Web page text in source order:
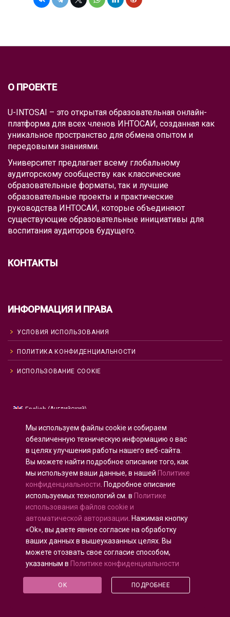
О ПРОЕКТЕ
U-INTOSAI – это открытая образовательная онлайн-
платформа для всех членов ИНТОСАИ, созданная как
уникальное пространство для обмена опытом и
передовыми знаниями.
Университет предлагает всему глобальному
аудиторскому сообществу как классические
образовательные форматы, так и лучшие
образовательные проекты и практические
руководства ИНТОСАИ, которые объединяют
существующие образовательные инициативы для
воспитания аудиторов будущего.
КОНТАКТЫ
ИНФОРМАЦИЯ И ПРАВА
УСЛОВИЯ ИСПОЛЬЗОВАНИЯ
ПОЛИТИКА КОНФИДЕНЦИАЛЬНОСТИ
ИСПОЛЬЗОВАНИЕ COOKIE
English (Английский)
Русский
Español(Испанский)
Français( Французский )
Немецкий
العربية( Арабский )
Português(Португальский, Португалия )
Все права защищены © 2020 - 2025 U-INTOSAI
Цифровой университет для сообщества ИНТОСАИ
Счетная палата Российской Федерации
ФКУ
«ЦЭАИТ СП»
Мы используем файлы cookie и собираем
обезличенную техническую информацию о вас
в целях улучшения работы нашего веб-сайта.
Вы можете найти подробное описание того, как
мы используем ваши данные, в нашей Политике
конфиденциальности . Подробное описание
используемых технологий см. в Политике
использования файлов cookie и
автоматической авторизации . Нажимая кнопку
«Ok», вы даете явное согласие на обработку
ваших данных в вышеуказанных целях. Вы
можете отозвать свое согласие способом,
указанным в Политике конфиденциальности
OK ПОДРОБНЕЕ